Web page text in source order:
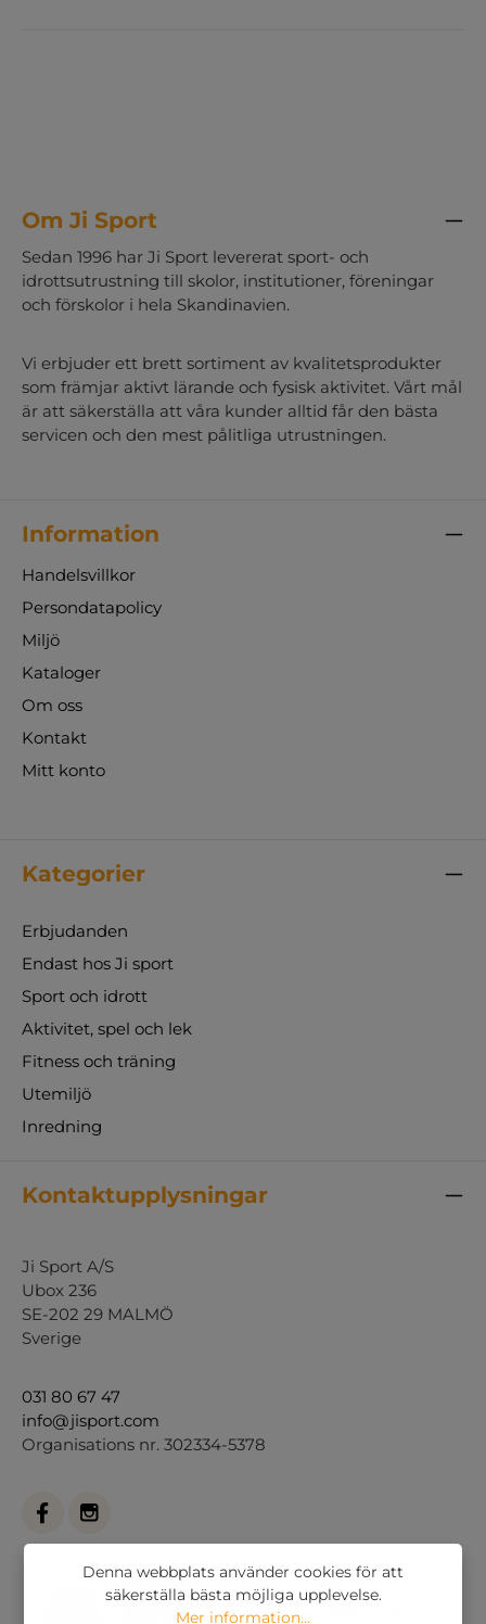
Om Ji Sport
Sedan 1996 har Ji Sport levererat sport- och
idrottsutrustning till skolor, institutioner, föreningar
och förskolor i hela Skandinavien.
Vi erbjuder ett brett sortiment av kvalitetsprodukter
som främjar aktivt lärande och fysisk aktivitet. Vårt mål
är att säkerställa att våra kunder alltid får den bästa
servicen och den mest pålitliga utrustningen.
Information
Handelsvillkor
Persondatapolicy
Miljö
Kataloger
Om oss
Kontakt
Mitt konto
Kategorier
Erbjudanden
Endast hos Ji sport
Sport och idrott
Aktivitet, spel och lek
Fitness och träning
Utemiljö
Inredning
Kontaktupplysningar
Ji Sport A/S
Ubox 236
SE-202 29 MALMÖ
Sverige
031 80 67 47
info@jisport.com
Organisations nr. 302334-5378
Denna webbplats använder cookies för att
säkerställa bästa möjliga upplevelse.
Mer information...